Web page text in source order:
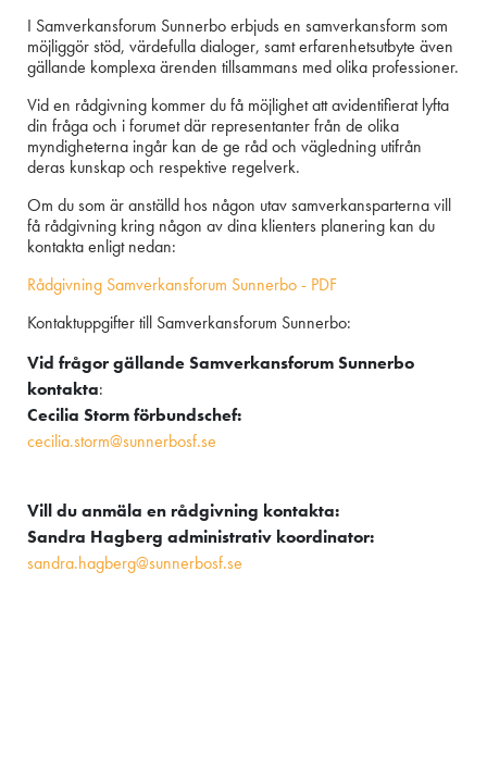
I Samverkansforum Sunnerbo erbjuds en samverkansform som
möjliggör stöd, värdefulla dialoger, samt erfarenhetsutbyte även
gällande komplexa ärenden tillsammans med olika professioner.
Vid en rådgivning kommer du få möjlighet att avidentifierat lyfta
din fråga och i forumet där representanter från de olika
myndigheterna ingår kan de ge råd och vägledning utifrån
deras kunskap och respektive regelverk.
Om du som är anställd hos någon utav samverkansparterna vill
få rådgivning kring någon av dina klienters planering kan du
kontakta enligt nedan:
Rådgivning Samverkansforum Sunnerbo - PDF
Kontaktuppgifter till Samverkansforum Sunnerbo:
Vid frågor gällande Samverkansforum Sunnerbo
kontakta:
Cecilia Storm förbundschef:
cecilia.storm@sunnerbosf.se
Vill du anmäla en rådgivning kontakta:
Sandra Hagberg administrativ koordinator:
sandra.hagberg@sunnerbosf.se